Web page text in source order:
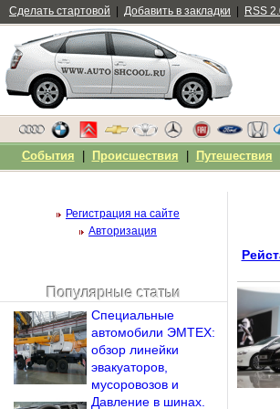
Регистрация на сайте
Авторизация
Напомнить пароль?
Популярные статьи
Специальные
автомобили ЭМТЕХ:
обзор линейки
эвакуаторов,
мусоровозов и
Давление в шинах.
Сделать стартовой Добавить в закладки RSS
События Происшествия Путешествия